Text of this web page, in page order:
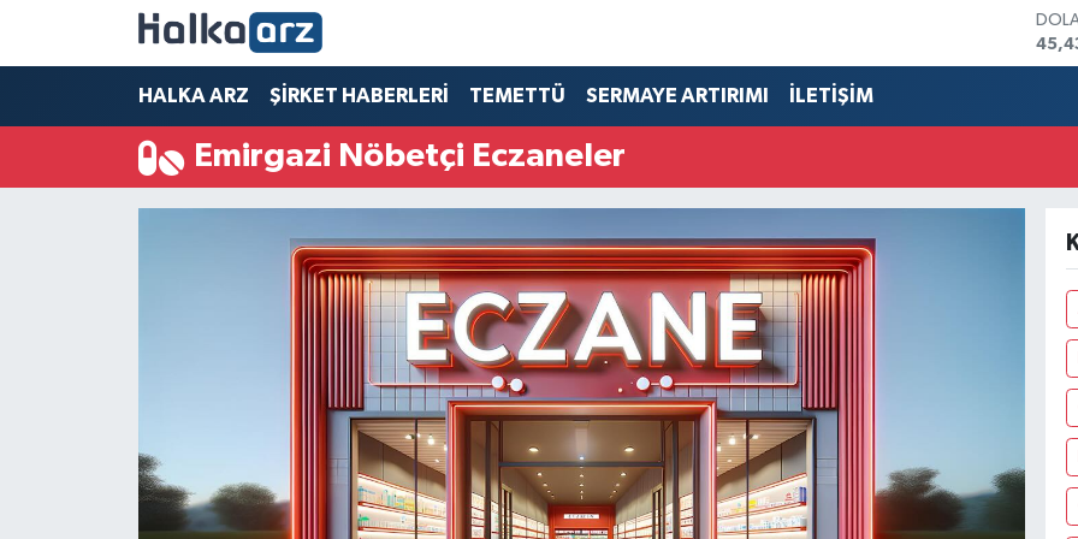
HALKA ARZ ŞİRKET HABERLERİ TEMETTÜ SERMAYE ARTIRIMI İLETİŞİM
Emirgazi Nöbetçi Eczaneler
HALKA ARZ
SERMAYE ARTIRIMI
ŞİRKET HABERLERİ